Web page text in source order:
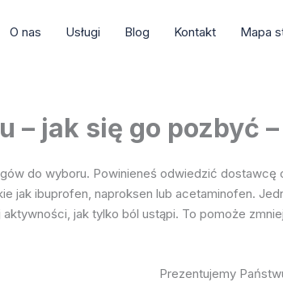
O nas Usługi Blog Kontakt Mapa
– jak się go pozbyć
do wyboru. Powinieneś odwiedzić
jak ibuprofen, naproksen lub acetaminofen.
jak tylko ból ustąpi. To pomoże
Prezentujemy